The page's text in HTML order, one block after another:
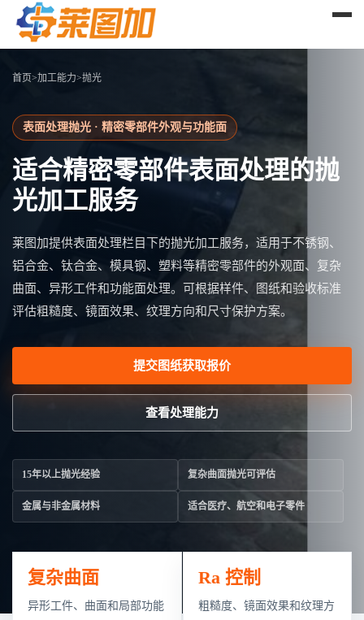
首页>加工能力>抛光
表面处理抛光 · 精密零部件外观与功能面
适合精密零部件表面处理的抛
光加工服务
莱图加提供表面处理栏目下的抛光加工服务，适用于不锈钢、
铝合金、钛合金、模具钢、塑料等精密零部件的外观面、复杂
曲面、异形工件和功能面处理。可根据样件、图纸和验收标准
评估粗糙度、镜面效果、纹理方向和尺寸保护方案。
提交图纸获取报价
查看处理能力
15年以上抛光经验 复杂曲面抛光可评估
金属与非金属材料 适合医疗、航空和电子零件
复杂曲面
异形工件、曲面和局部功能
Ra 控制
粗糙度、镜面效果和纹理方